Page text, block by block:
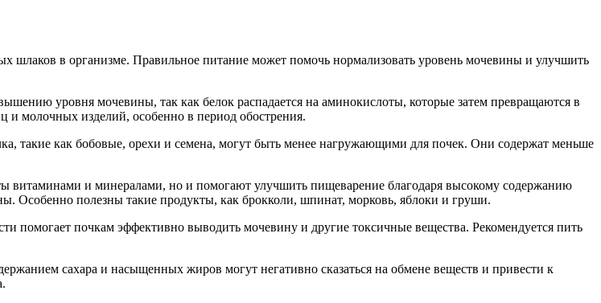
шлаков в организме. Правильное питание может помочь нормализовать уровень мочевины и улучшить
уровня мочевины, так как белок распадается на аминокислоты, которые затем превращаются в
и молочных изделий, особенно в период обострения.
такие как бобовые, орехи и семена, могут быть менее нагружающими для почек. Они содержат меньше
витаминами и минералами, но и помогают улучшить пищеварение благодаря высокому содержанию
Особенно полезны такие продукты, как брокколи, шпинат, морковь, яблоки и груши.
помогает почкам эффективно выводить мочевину и другие токсичные вещества. Рекомендуется пить
сахара и насыщенных жиров могут негативно сказаться на обмене веществ и привести к